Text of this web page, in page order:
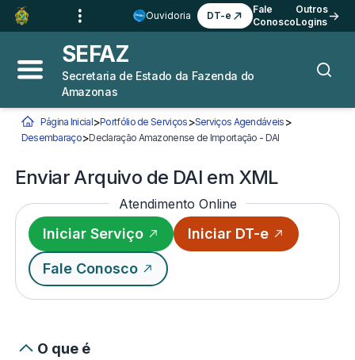
Ir para o
Conteúdo
Ir para a
Navegação 3
Ir para o
Rodapé 4
Ouvidoria DT-e
Fale
Conosco
Outros
Logins
Abrir menu principal
SEFAZ
Secretaria de Estado da Fazenda do
Amazonas
Você está aqui:
Página Inicial>Portfólio de Serviços >Serviços Agendáveis >
Desembaraço>Declaração Amazonense de Importação - DAIEnviar Arquivo de
Enviar Arquivo de DAI em XML
Atendimento Online
Iniciar Serviço Iniciar DT-e
Fale Conosco
O que é